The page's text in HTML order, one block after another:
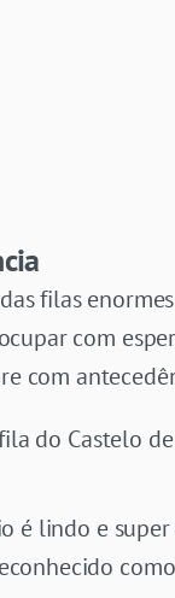
filas
com
com
do Castelo
é lindo e